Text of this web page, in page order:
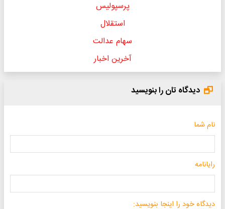
پرسپولیس
استقلال
سهام عدالت
آخرین اخبار
دیدگاه تان را بنویسید
نام شما
رایانامه
دیدگاه خود را اینجا بنویسید: